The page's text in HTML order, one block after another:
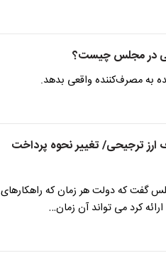
در مجلس چیست؟
ترجیحی/ تغییر نحوه پرداخت
گفت که دولت هر زمان که راهکارهای
کرد می تواند آن زمان…